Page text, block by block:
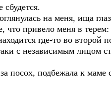
на меня, ища
что привело меня в
где-то во второй
с независимым лицом
посох, подбежала к маме